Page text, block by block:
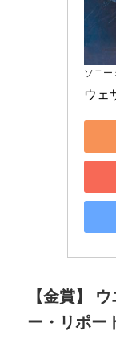
ソニー
ウェ
【金賞】
ー・リポ